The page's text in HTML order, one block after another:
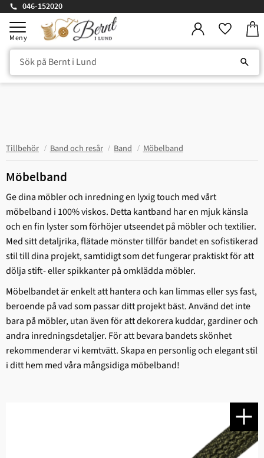
Meny
046-152020
Tillbehör Band och resår Band Möbelband
Möbelband
Ge dina möbler och inredning en lyxig touch med vårt
möbelband i 100% viskos. Detta kantband har en mjuk känsla
och en fin lyster som förhöjer utseendet på möbler och textilier.
Med sitt detaljrika, flätade mönster tillför bandet en sofistikerad
stil till dina projekt, samtidigt som det fungerar praktiskt för att
dölja stift- eller spikkanter på omklädda möbler.
Möbelbandet är enkelt att hantera och kan limmas eller sys fast,
beroende på vad som passar ditt projekt bäst. Använd det inte
bara på möbler, utan även för att dekorera kuddar, gardiner och
andra inredningsdetaljer. För att bevara bandets skönhet
rekommenderar vi kemtvätt. Skapa en personlig och elegant stil
i ditt hem med våra mångsidiga möbelband!